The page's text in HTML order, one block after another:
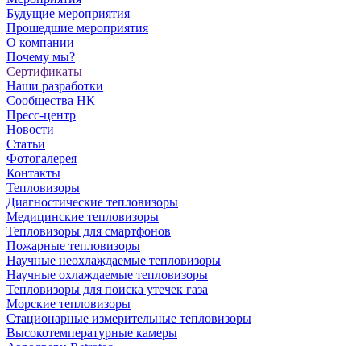
Будущие мероприятия
Прошедшие мероприятия
О компании
Почему мы?
Сертификаты
Наши разработки
Сообщества НК
Пресс-центр
Новости
Статьи
Фотогалерея
Контакты
Тепловизоры
Диагностические тепловизоры
Медицинские тепловизоры
Тепловизоры для смартфонов
Пожарные тепловизоры
Научные неохлаждаемые тепловизоры
Научные охлаждаемые тепловизоры
Тепловизоры для поиска утечек газа
Морские тепловизоры
Стационарные измерительные тепловизоры
Высокотемпературные камеры